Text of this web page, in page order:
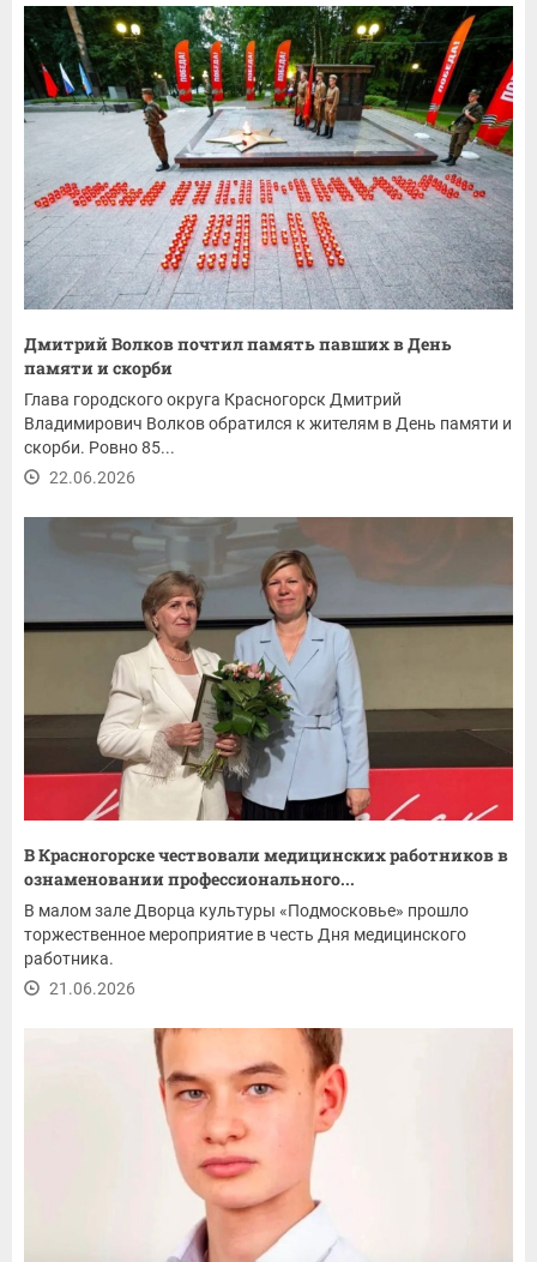
Дмитрий Волков почтил память павших в День
памяти и скорби
Глава городского округа Красногорск Дмитрий
Владимирович Волков обратился к жителям в День памяти и
скорби. Ровно 85...
22.06.2026
В Красногорске чествовали медицинских работников в
ознаменовании профессионального...
В малом зале Дворца культуры «Подмосковье» прошло
торжественное мероприятие в честь Дня медицинского
работника.
21.06.2026